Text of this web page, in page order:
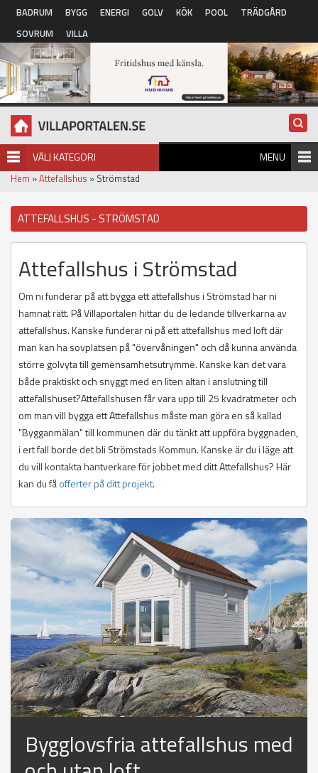
Hoppa till huvudinnehåll
BADRUM BYGG ENERGI GOLV KÖK POOL
TRÄDGÅRD
SOVRUM
VILLA
VÄLJ KATEGORI MENU
Hem »Attefallshus » Strömstad
ATTEFALLSHUS - STRÖMSTAD
Attefallshus i Strömstad
Om ni funderar på att bygga ett attefallshus i Strömstad har ni
hamnat rätt. På Villaportalen hittar du de ledande tillverkarna av
attefallshus. Kanske funderar ni på ett attefallshus med loft där
man kan ha sovplatsen på "övervåningen" och då kunna använda
större golvyta till gemensamhetsutrymme. Kanske kan det vara
både praktiskt och snyggt med en liten altan i anslutning till
attefallshuset?Attefallshusen får vara upp till 25 kvadratmeter och
om man vill bygga ett Attefallshus måste man göra en så kallad
"Bygganmälan" till kommunen där du tänkt att uppföra byggnaden,
i ert fall borde det bli Strömstads Kommun. Kanske är du i läge att
du vill kontakta hantverkare för jobbet med ditt Attefallshus? Här
kan du fåofferter på ditt projekt.
Bygglovsfria attefallshus med